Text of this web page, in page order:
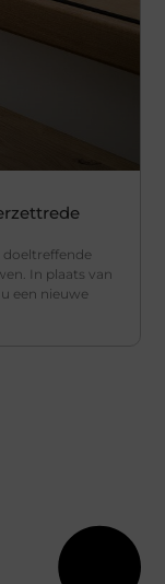
doeltreffende
In plaats van
een nieuwe